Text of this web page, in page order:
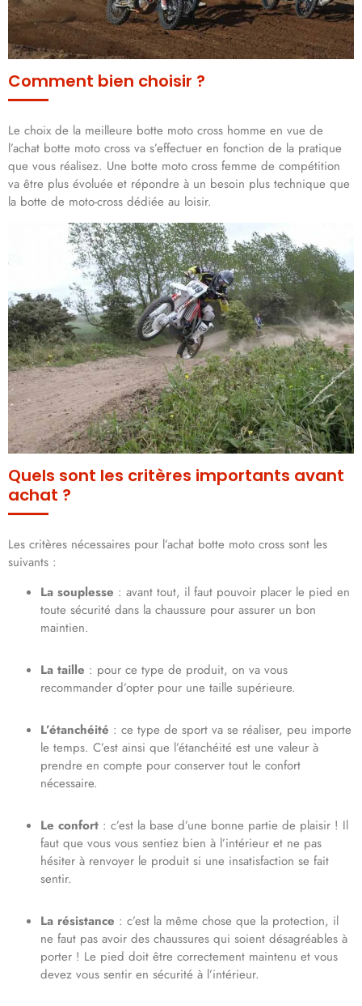
Comment bien choisir ?
Le choix de la meilleure botte moto cross homme en vue de
l’achat botte moto cross va s’effectuer en fonction de la pratique
que vous réalisez. Une botte moto cross femme de compétition
va être plus évoluée et répondre à un besoin plus technique que
la botte de moto-cross dédiée au loisir.
Quels sont les critères importants avant
achat ?
Les critères nécessaires pour l’achat botte moto cross sont les
suivants :
La souplesse : avant tout, il faut pouvoir placer le pied en
toute sécurité dans la chaussure pour assurer un bon
maintien.
La taille : pour ce type de produit, on va vous
recommander d’opter pour une taille supérieure.
L’étanchéité : ce type de sport va se réaliser, peu importe
le temps. C’est ainsi que l’étanchéité est une valeur à
prendre en compte pour conserver tout le confort
nécessaire.
Le confort : c’est la base d’une bonne partie de plaisir ! Il
faut que vous vous sentiez bien à l’intérieur et ne pas
hésiter à renvoyer le produit si une insatisfaction se fait
sentir.
La résistance : c’est la même chose que la protection, il
ne faut pas avoir des chaussures qui soient désagréables à
porter ! Le pied doit être correctement maintenu et vous
devez vous sentir en sécurité à l’intérieur.